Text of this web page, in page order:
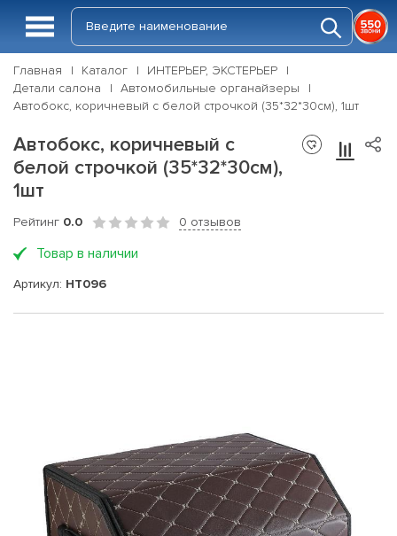
Главная Каталог
ИНТЕРЬЕР, ЭКСТЕРЬЕР
Детали салона
Автомобильные органайзеры
Автобокс, коричневый с белой строчкой (35*32*30см), 1шт
Автобокс, коричневый с
белой строчкой (35*32*30см),
1шт
Рейтинг 0.0 0 отзывов
Товар в наличии
Артикул: HT096